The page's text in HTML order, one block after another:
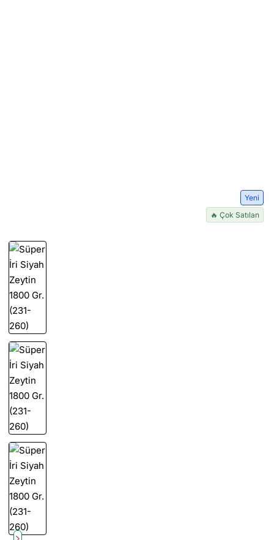
Yeni
🔥 Çok Satılan